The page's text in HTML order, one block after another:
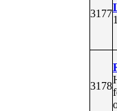
3177
3178